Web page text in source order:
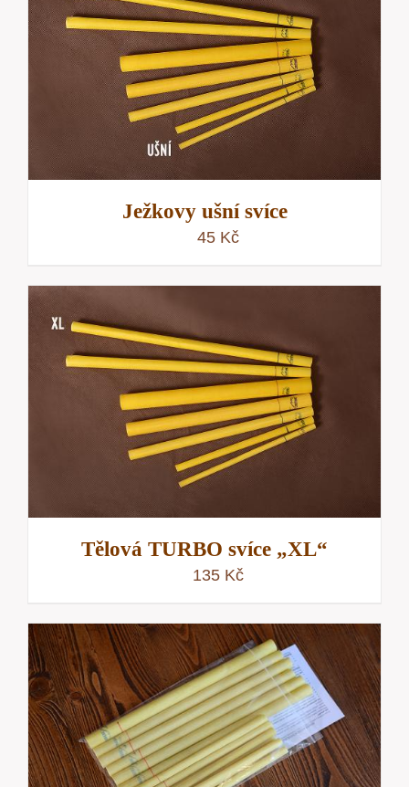
Ježkovy ušní svíce
45 Kč
Tělová TURBO svíce „XL“
135 Kč